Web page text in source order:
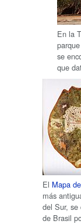
En la
se
que
El Mapa
más
del Sur, se
de Brasil